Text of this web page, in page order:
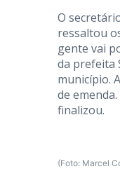
O
ressaltou
gente vai
da prefeita
município.
de
finalizou.
(Foto: Marcel